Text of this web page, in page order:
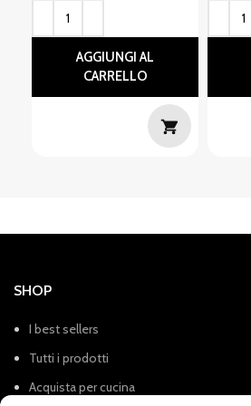
AGGIUNGI AL
CARRELLO
SHOP
I best sellers
Tutti i prodotti
Acquista per cucina